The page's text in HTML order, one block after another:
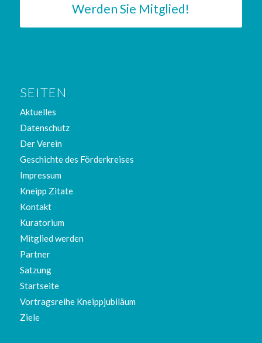
Werden Sie Mitglied!
SEITEN
Aktuelles
Datenschutz
Der Verein
Geschichte des Förderkreises
Impressum
Kneipp Zitate
Kontakt
Kuratorium
Mitglied werden
Partner
Satzung
Startseite
Vortragsreihe Kneippjubiläum
Ziele